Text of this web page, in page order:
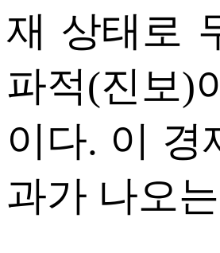
재 상태로
파적(진보)
이다. 이 경
과가 나오